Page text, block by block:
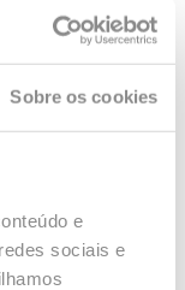
Sobre os cookies
e
sociais e
chão. O piso
duplo
com um
jogos para
casa de banho
para o terraço
um jacuzzi